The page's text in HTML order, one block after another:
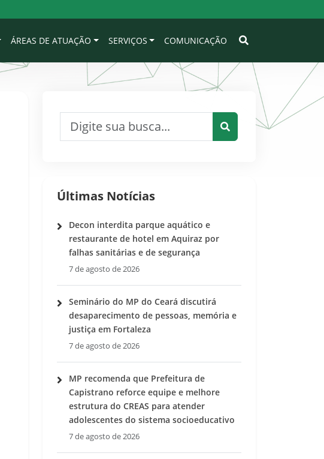
ÁREAS DE ATUAÇÃO SERVIÇOS COMUNICAÇÃO
Pesquisar
Últimas Notícias
Decon interdita parque aquático e
restaurante de hotel em Aquiraz por
falhas sanitárias e de segurança
7 de agosto de 2026
Seminário do MP do Ceará discutirá
desaparecimento de pessoas, memória e
justiça em Fortaleza
7 de agosto de 2026
MP recomenda que Prefeitura de
Capistrano reforce equipe e melhore
estrutura do CREAS para atender
adolescentes do sistema socioeducativo
7 de agosto de 2026